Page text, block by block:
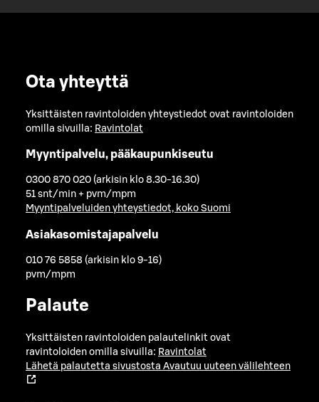
Ota yhteyttä
Yksittäisten ravintoloiden yhteystiedot ovat ravintoloiden
omilla sivuilla: Ravintolat
Myyntipalvelu, pääkaupunkiseutu
0300 870 020 (arkisin klo 8.30-16.30)
51 snt/min + pvm/mpm
Myyntipalveluiden yhteystiedot, koko Suomi
Asiakasomistajapalvelu
010 76 5858 (arkisin klo 9-16)
pvm/mpm
Palaute
Yksittäisten ravintoloiden palautelinkit ovat
ravintoloiden omilla sivuilla: Ravintolat
Lähetä palautetta sivustosta Avautuu uuteen välilehteen